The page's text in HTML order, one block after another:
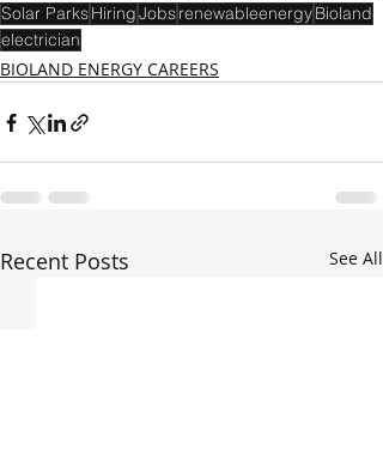
Solar ParksHiringJobsrenewableenergyBioland
electrician
BIOLAND ENERGY CAREERS
Recent Posts See All